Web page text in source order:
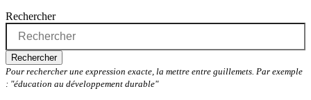
Rechercher
Rechercher
Pour rechercher une expression exacte, la mettre entre guillemets. Par exemple
: "éducation au développement durable"